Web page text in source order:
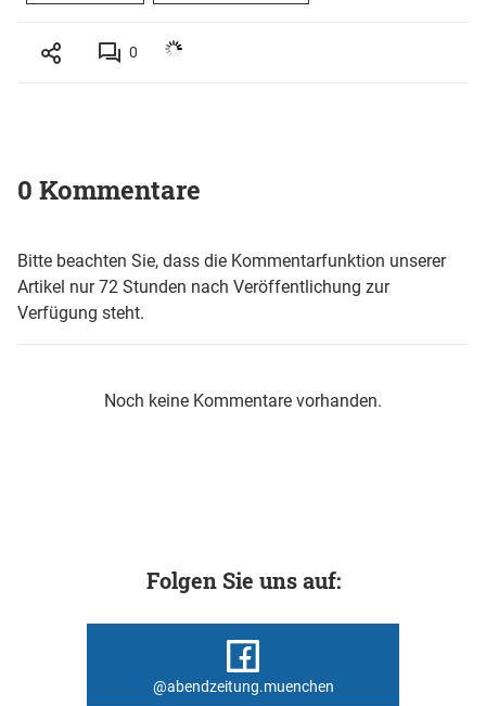
0
0 Kommentare
Bitte beachten Sie, dass die Kommentarfunktion unserer
Artikel nur 72 Stunden nach Veröffentlichung zur
Verfügung steht.
Noch keine Kommentare vorhanden.
Folgen Sie uns auf:
@abendzeitung.muenchen